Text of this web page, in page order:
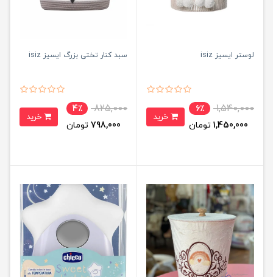
لوستر ایسیز isiz
1,540,000
6٪
1,450,000 تومان
سبد کنار تختی بزرگ ایسیز isiz
825,000
4٪
798,000 تومان